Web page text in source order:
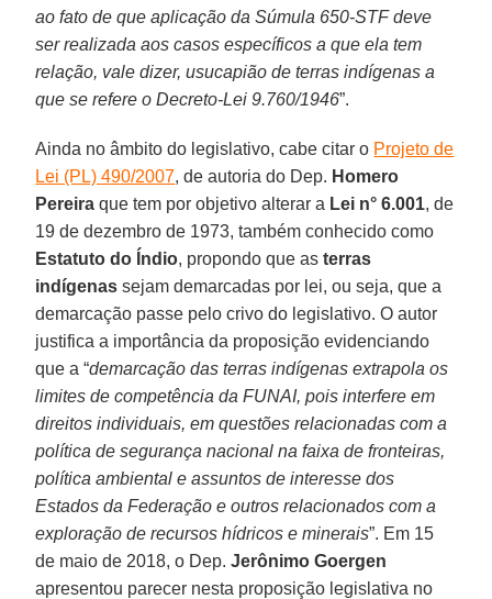
ao fato de que aplicação da Súmula 650-STF deve
ser realizada aos casos específicos a que ela tem
relação, vale dizer, usucapião de terras indígenas a
que se refere o Decreto-Lei 9.760/1946”.
Ainda no âmbito do legislativo, cabe citar o Projeto de
Lei (PL) 490/2007, de autoria do Dep. Homero
Pereira que tem por objetivo alterar a Lei n° 6.001, de
19 de dezembro de 1973, também conhecido como
Estatuto do Índio, propondo que asterras
indígenas sejam demarcadas por lei, ou seja, que a
demarcação passe pelo crivo do legislativo. O autor
justifica a importância da proposição evidenciando
que a “demarcação das terras indígenas extrapola os
limites de competência da FUNAI, pois interfere em
direitos individuais, em questões relacionadas com a
política de segurança nacional na faixa de fronteiras,
política ambiental e assuntos de interesse dos
Estados da Federação e outros relacionados com a
exploração de recursos hídricos e minerais”. Em 15
de maio de 2018, o Dep.Jerônimo Goergen
apresentou parecer nesta proposição legislativa no